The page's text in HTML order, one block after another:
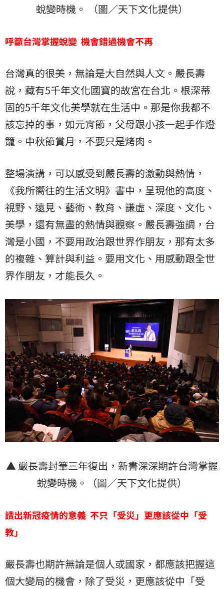
蛻變時機。 （圖／天下文化提供）
呼籲台灣掌握蛻變 機會錯過機會不再
台灣真的很美，無論是大自然與人文。嚴長壽
說，藏有5千年文化國寶的故宮在台北。根深蒂
固的5千年文化美學就在生活中。那是你我都不
該忘掉的事，如元宵節，父母跟小孩一起手作燈
籠。中秋節賞月，不要只是烤肉。
整場演講，可以感受到嚴長壽的激動與熱情，
《我所嚮往的生活文明》書中，呈現他的高度、
視野、遠見、藝術、教育、謙虛、深度、文化、
美學，還有無盡的熱情與觀察。嚴長壽強調，台
灣是小國，不要用政治跟世界作朋友，那有太多
的複雜、算計與利益。要用文化、用感動跟全世
界作朋友，才能長久。
▲ 嚴長壽封筆三年復出，新書深深期許台灣掌握
蛻變時機。（圖／天下文化提供）
讀出新冠疫情的意義 不只「受災」更應該從中「受
教」
嚴長壽也期許無論是個人或國家，都應該把握這
個大變局的機會，除了受災，更應該從中「受